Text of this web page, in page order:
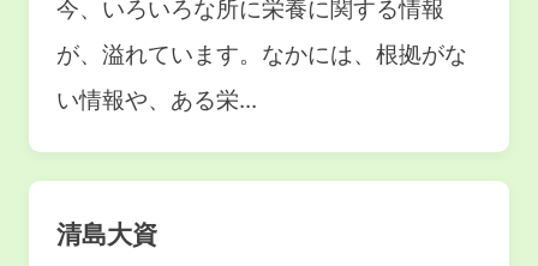
今、いろいろな所に栄養に関する情報
が、溢れています。なかには、根拠がな
い情報や、ある栄...
清島大資